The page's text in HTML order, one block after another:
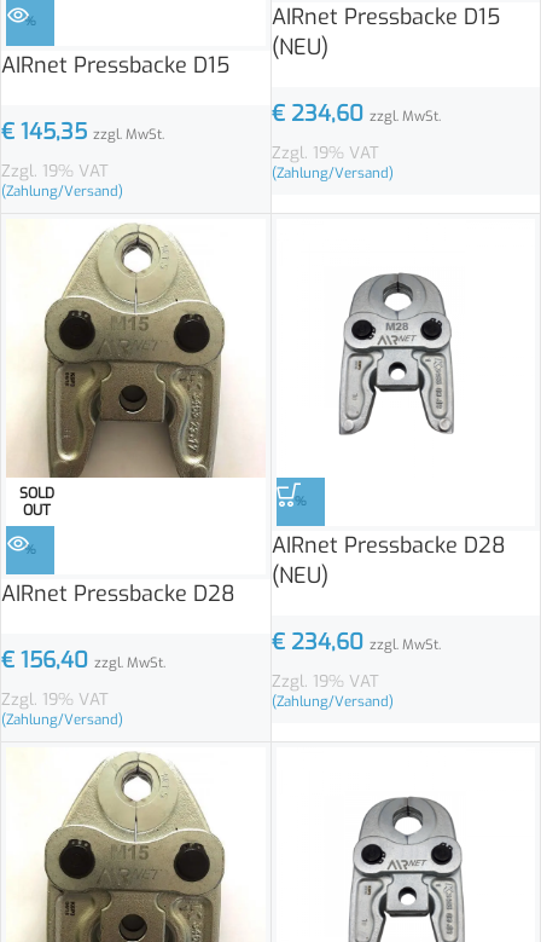
%
AIRnet Pressbacke D15
€ 145,35 zzgl. MwSt.
Zzgl. 19% VAT
(Zahlung/Versand)
AIRnet Pressbacke D15
(NEU)
€234,60 zzgl. MwSt.
Zzgl. 19% VAT
(Zahlung/Versand)
SOLD
OUT
%
AIRnet Pressbacke D28
€ 156,40 zzgl. MwSt.
Zzgl. 19% VAT
(Zahlung/Versand)
%
AIRnet Pressbacke D28
(NEU)
€234,60 zzgl. MwSt.
Zzgl. 19% VAT
(Zahlung/Versand)